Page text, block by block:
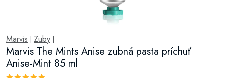
Marvis Zuby
Marvis The Mints Anise zubná pasta príchuť
Anise-Mint 85 ml